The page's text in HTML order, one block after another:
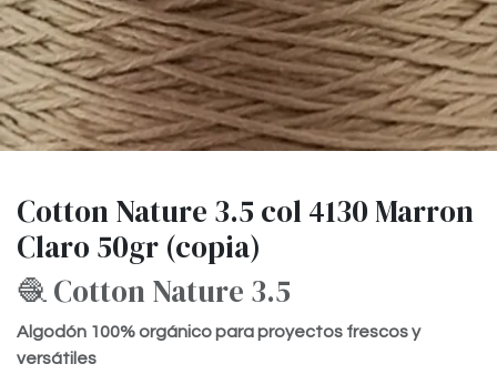
Cotton Nature 3.5 col 4130 Marron
Claro 50gr (copia)
🧶 Cotton Nature 3.5
Algodón 100% orgánico para proyectos frescos y
versátiles